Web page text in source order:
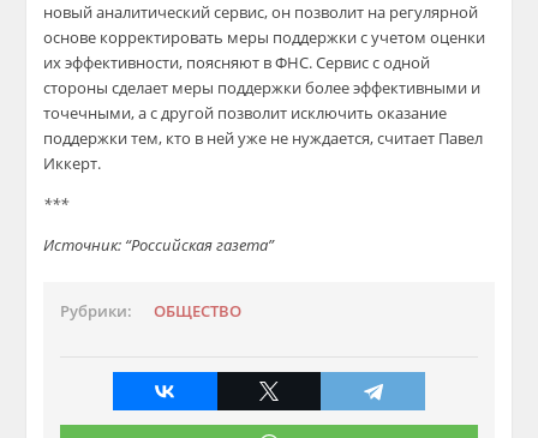
новый аналитический сервис, он позволит на регулярной
основе корректировать меры поддержки с учетом оценки
их эффективности, поясняют в ФНС. Сервис с одной
стороны сделает меры поддержки более эффективными и
точечными, а с другой позволит исключить оказание
поддержки тем, кто в ней уже не нуждается, считает Павел
Иккерт.
***
Источник: “Российская газета”
Рубрики: ОБЩЕСТВО